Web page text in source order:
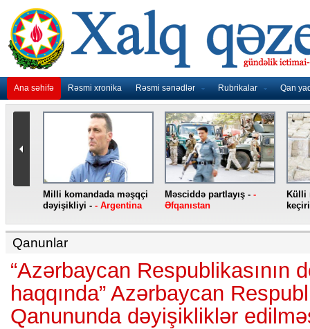
Ana səhifə Rəsmi xronika Rəsmi sənədlər Rubrikalar Qan
Milli komandada məşqçi
dəyişikliyi - - Argentina
Məsciddə partlayış - -
Əfqanıstan
Külli
Qanunlar
“Azərbaycan Respublikasının
haqqında” Azərbaycan
Qanununda dəyişikliklər